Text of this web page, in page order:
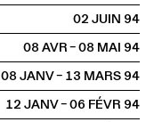
02 JUIN1994
08 AVR – 08 MAI1994
08 JANV – 13 MARS1994
12 JANV – 06 FÉVR1994